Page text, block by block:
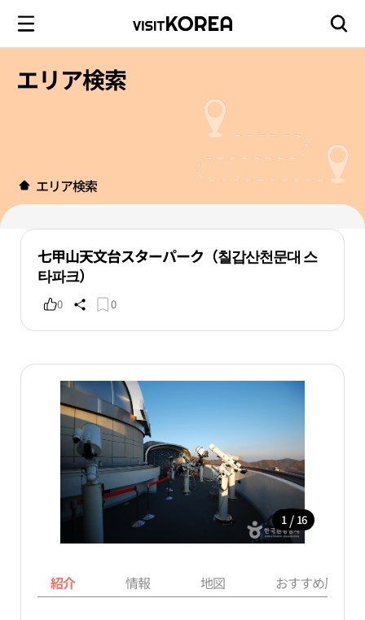
エリア検索
エリア検索
七甲山天文台スターパーク（칠갑산천문대 스
타파크）
0 0
1 / 16
紹介 情報 地図 おすすめ周辺